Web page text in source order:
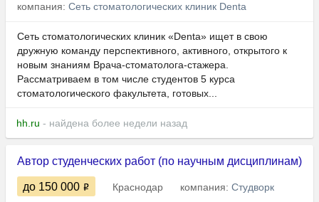
компания: Сеть стоматологических клиник Denta
Сеть стоматологических клиник «Denta» ищет в свою
дружную команду перспективного, активного, открытого к
новым знаниям Врача-стоматолога-стажера.
Рассматриваем в том числе студентов 5 курса
стоматологического факультета, готовых...
hh.ru - найдена более недели назад
Автор студенческих работ (по научным дисциплинам)
до 150 000 Краснодар компания: Студворк